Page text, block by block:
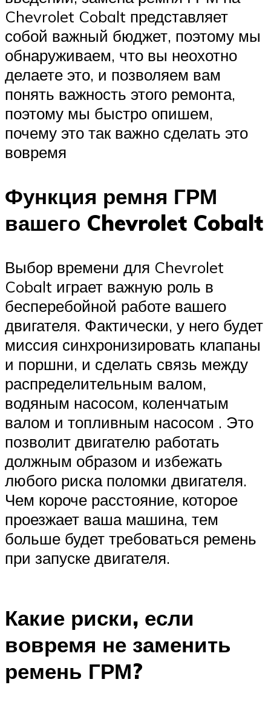
Chevrolet Cobalt представляет
собой важный бюджет, поэтому мы
обнаруживаем, что вы неохотно
делаете это, и позволяем вам
понять важность этого ремонта,
поэтому мы быстро опишем,
почему это так важно сделать это
вовремя
Функция ремня ГРМ
вашего Chevrolet Cobalt
Выбор времени для Chevrolet
Cobalt играет важную роль в
бесперебойной работе вашего
двигателя. Фактически, у него будет
миссия синхронизировать клапаны
и поршни, и сделать связь между
распределительным валом,
водяным насосом, коленчатым
валом и топливным насосом . Это
позволит двигателю работать
должным образом и избежать
любого риска поломки двигателя.
Чем короче расстояние, которое
проезжает ваша машина, тем
больше будет требоваться ремень
при запуске двигателя.
Какие риски, если
вовремя не заменить
ремень ГРМ?